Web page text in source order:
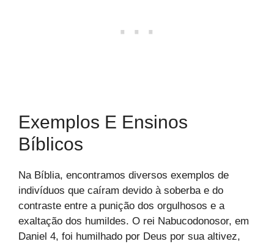
Exemplos E Ensinos
Bíblicos
Na Bíblia, encontramos diversos exemplos de
indivíduos que caíram devido à soberba e do
contraste entre a punição dos orgulhosos e a
exaltação dos humildes. O rei Nabucodonosor, em
Daniel 4, foi humilhado por Deus por sua altivez,